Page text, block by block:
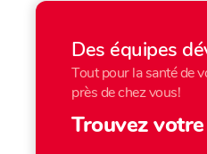
Des équipes
Tout pour la santé de
près de chez vous!
Trouvez